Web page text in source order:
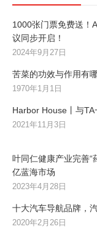
1000张门票免费送！
议同步开启！
2024年9月27日
苦菜的功效与作用有
1970年1月1日
Harbor House丨与
2021年11月3日
叶同仁健康产业完善“
亿蓝海市场
2023年4月28日
十大汽车导航品牌，
2020年2月26日